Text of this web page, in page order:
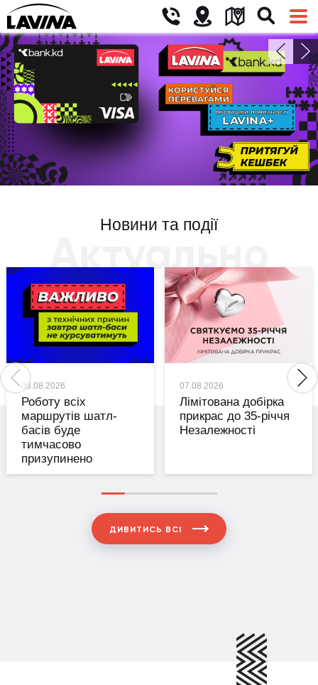
Новини та події
Актуально
08.08.2026
Роботу всіх
маршрутів шатл-
басів буде
тимчасово
призупинено
07.08.2026
Лімітована добірка
прикрас до 35-річчя
Незалежності
ДИВИТИСЬ ВСІ